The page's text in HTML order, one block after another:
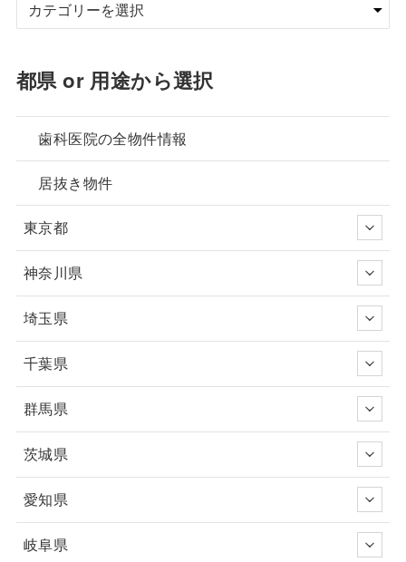
都県 or 用途から選択
歯科医院の全物件情報
居抜き物件
東京都
神奈川県
埼玉県
千葉県
群馬県
茨城県
愛知県
岐阜県